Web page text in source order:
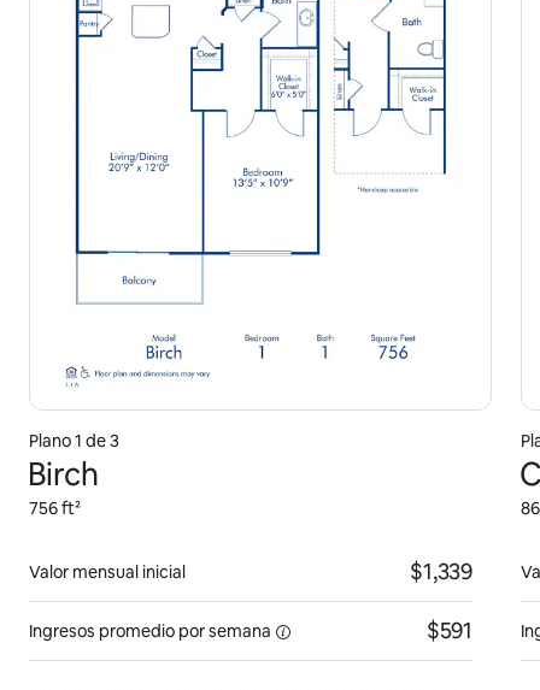
Plano 1 de 3
Birch
756 ft²
Valor mensual inicial $1,339
Ingresos promedio por semana $591